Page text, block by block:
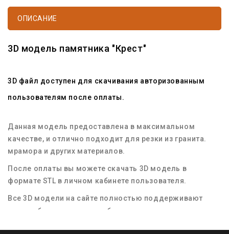
ОПИСАНИЕ
3D модель памятника "Крест"
3D файл доступен для скачивания авторизованным
пользователям после оплаты.
Данная модель предоставлена в максимальном
качестве, и отлично подходит для резки из гранита.
мрамора и других материалов.
После оплаты вы можете скачать 3D модель в
формате STL в личном кабинете пользователя.
Все 3D модели на сайте полностью поддерживают
масштабирование для любых размеров заготовок